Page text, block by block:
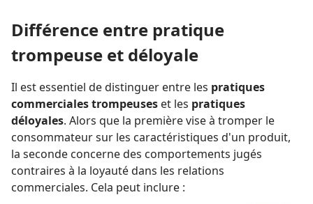
Différence entre pratique
trompeuse et déloyale
Il est essentiel de distinguer entre les pratiques
commerciales trompeuses et les pratiques
déloyales. Alors que la première vise à tromper le
consommateur sur les caractéristiques d'un produit,
la seconde concerne des comportements jugés
contraires à la loyauté dans les relations
commerciales. Cela peut inclure :